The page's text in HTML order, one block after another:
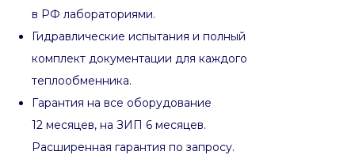
в РФ лабораториями.
Гидравлические испытания и полный
комплект документации для каждого
теплообменника.
Гарантия на все оборудование
12 месяцев, на ЗИП 6 месяцев.
Расширенная гарантия по запросу.